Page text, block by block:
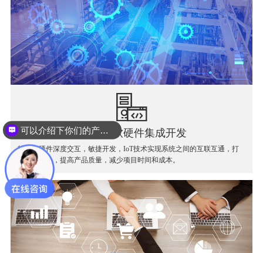
IoT技术软硬件集成开发
软件和硬件深度交互，敏捷开发，IoT技术实现系统之间的互联互通，打
破信息孤岛，提高产品质量，减少项目时间和成本。
可以介绍下你们的产品么？
你们是怎么收费的呢？